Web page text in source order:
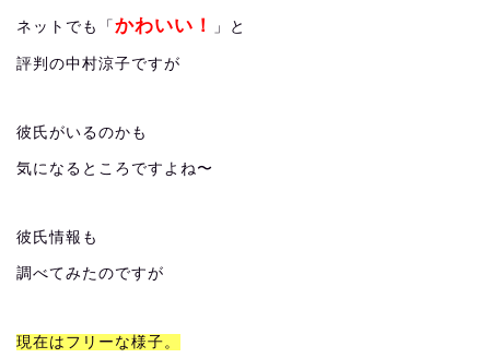
ネットでも「 かわいい！ 」と
評判の中村涼子ですが
彼氏がいるのかも
気になるところですよね〜
彼氏情報も
調べてみたのですが
現在はフリーな様子。